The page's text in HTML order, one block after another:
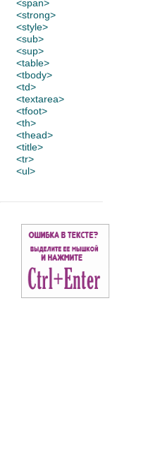
<span>
<strong>
<style>
<sub>
<sup>
<table>
<tbody>
<td>
<textarea>
<tfoot>
<th>
<thead>
<title>
<tr>
<ul>